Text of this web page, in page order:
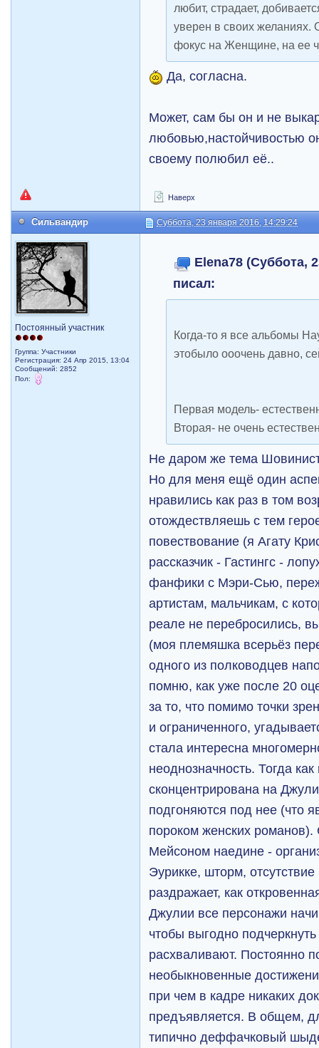
любит, страдает,
уверен в своих желаниях.
фокус на Женщине, на ее
Да, согласна.
Может, сам бы он и не
любовью,настойчивостью
своему полюбил её..
Наверх
Сильвандир Суббота, 23 января 2016, 14:29:24
Постоянный участник
Группа: Участники
Регистрация: 24 Апр 2015, 13:04
Сообщений: 2852
Пол:
Elena78 (Суббота,
писал:
Когда-то я все альбомы
этобыло ооочень давно,
Первая модель-
Вторая- не очень
Не даром же тема
Но для меня ещё один
нравились как раз в том
отождествляешь с тем
повествование (я Агату
рассказчик - Гастингс -
фанфики с Мэри-Сью,
артистам, мальчикам, с
реале не перебросились,
(моя племяшка всерьёз
одного из полководцев
помню, как уже после 20
за то, что помимо точки
и ограниченного,
стала интересна
неоднозначность. Тогда
сконцентрирована на
подгоняются под нее (что
пороком женских
Мейсоном наедине -
Эурикке, шторм,
раздражает, как
Джулии все персонажи
чтобы выгодно
расхваливают. Постоянно
необыкновенные
при чем в кадре никаких
предъявляется. В общем,
типично деффачковый